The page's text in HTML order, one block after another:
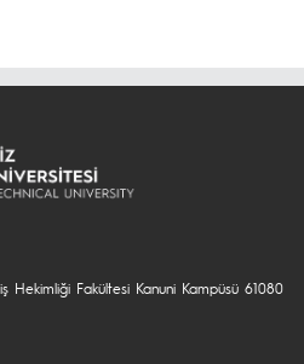
Hekimliği Fakültesi Kanuni Kampüsü 61080